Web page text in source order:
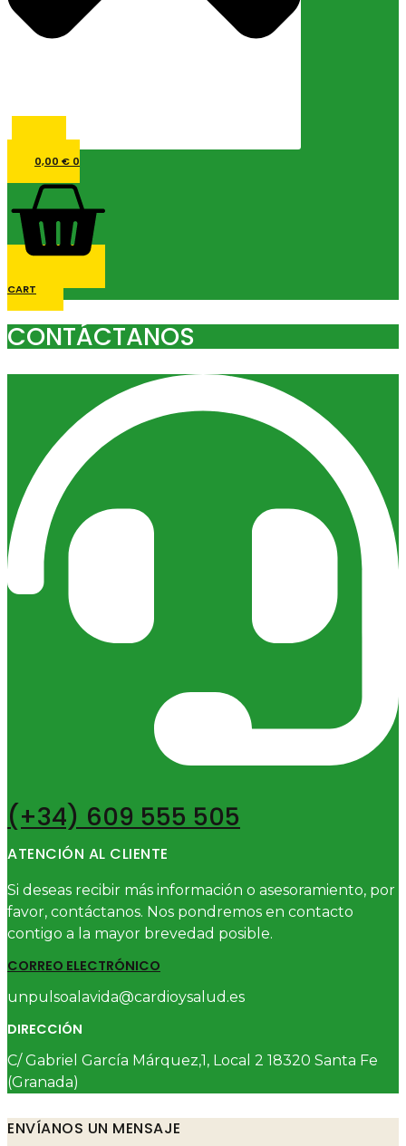
0,00 € 0
CART
CONTÁCTANOS
(+34) 609 555 505
ATENCIÓN AL CLIENTE
Si deseas recibir más información o asesoramiento, por
favor, contáctanos. Nos pondremos en contacto
contigo a la mayor brevedad posible.
CORREO ELECTRÓNICO
unpulsoalavida@cardioysalud.es
DIRECCIÓN
C/ Gabriel García Márquez,1, Local 2 18320 Santa Fe
(Granada)
ENVÍANOS UN MENSAJE